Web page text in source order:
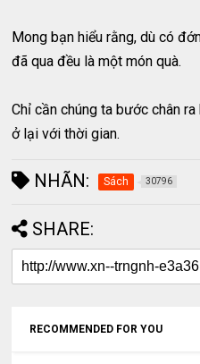
Mong bạn hiểu rằng, dù có
đã qua đều là một món quà.
Chỉ cần chúng ta bước chân
ở lại với thời gian.
NHÃN: Sách 30796
SHARE:
RECOMMENDED FOR YOU